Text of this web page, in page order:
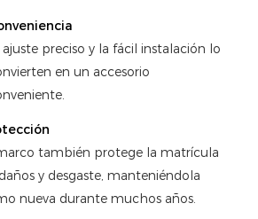
ajuste preciso y la fácil instalación lo
en un accesorio
también protege la matrícula
y desgaste, manteniéndola
nueva durante muchos años.